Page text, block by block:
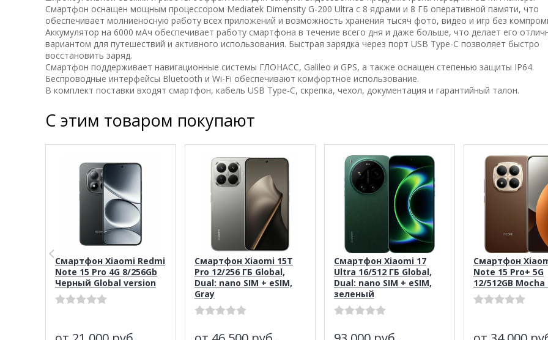
Смартфон оснащен мощным процессором Mediatek Dimensity G-200 Ultra с 8 ядрами и 8 ГБ оперативной памяти, что
обеспечивает молниеносную работу всех приложений и возможность хранения тысяч фото, видео и игр без
Аккумулятор на 6000 мАч обеспечивает работу смартфона в течение всего дня и даже больше, что делает его
вариантом для путешествий и активного использования. Быстрая зарядка через порт USB Type-C позволяет быстро
восстановить заряд.
Смартфон поддерживает навигационные системы ГЛОНАСС, Galileo и GPS, а также оснащен степенью защиты IP64.
Беспроводные интерфейсы Bluetooth и Wi-Fi обеспечивают комфортное использование.
В комплект поставки входят смартфон, кабель USB Type-C, скрепка, чехол, документация и гарантийный талон.
С этим товаром покупают
Смартфон Xiaomi Redmi
Note 15 Pro 4G 8/256Gb
Черный Global version
Смартфон Xiaomi 15T
Pro 12/256 ГБ Global,
Dual: nano SIM + eSIM,
Gray
Смартфон Xiaomi 17
Ultra 16/512 ГБ Global,
Dual: nano SIM + eSIM,
зеленый
Смартфон
Note 15 Pro+ 5G
12/512GB